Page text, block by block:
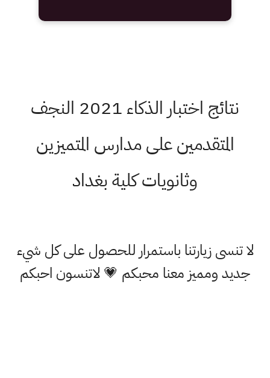
نتائج اختبار الذكاء 2021 النجف
المتقدمين على مدارس المتميزين
وثانويات كلية بغداد
لا تنسى زيارتنا باستمرار للحصول على كل شيء
جديد ومميز معنا محبكم 💗 لاتنسون احبكم